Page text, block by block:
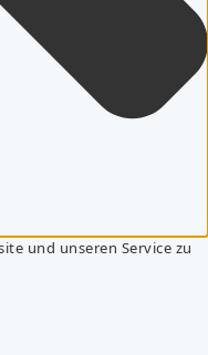
und unseren Service zu